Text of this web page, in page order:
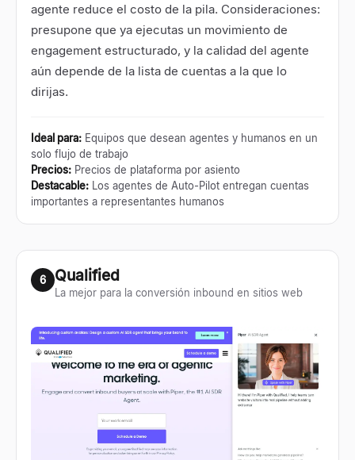
agente reduce el costo de la pila. Consideraciones:
presupone que ya ejecutas un movimiento de
engagement estructurado, y la calidad del agente
aún depende de la lista de cuentas a la que lo
dirijas.
Ideal para: Equipos que desean agentes y humanos en un
solo flujo de trabajo
Precios: Precios de plataforma por asiento
Destacable: Los agentes de Auto-Pilot entregan cuentas
importantes a representantes humanos
6 Qualified
La mejor para la conversión inbound en sitios web